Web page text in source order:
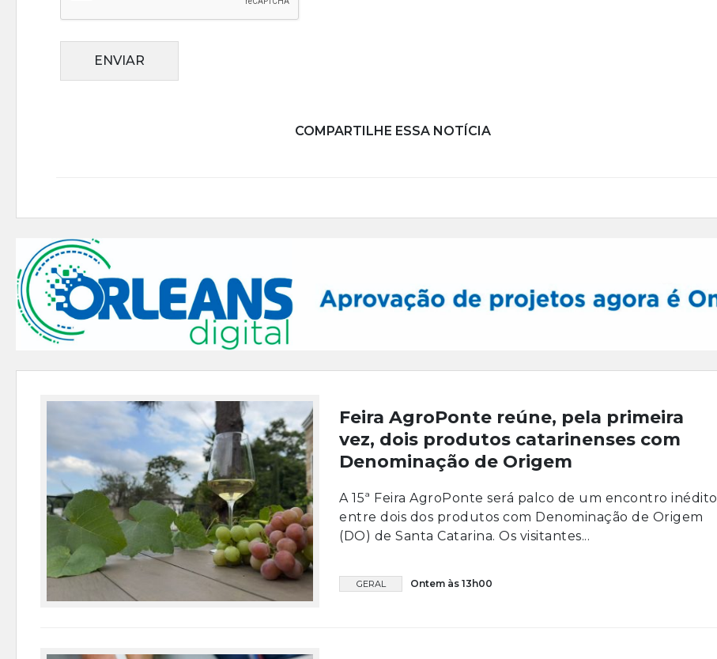
ENVIAR
COMPARTILHE ESSA NOTÍCIA
Feira AgroPonte reúne, pela primeira
vez, dois produtos catarinenses com
Denominação de Origem
A 15ª Feira AgroPonte será palco de um encontro inédito
entre dois dos produtos com Denominação de Origem
(DO) de Santa Catarina. Os visitantes...
GERAL Ontem às 13h00